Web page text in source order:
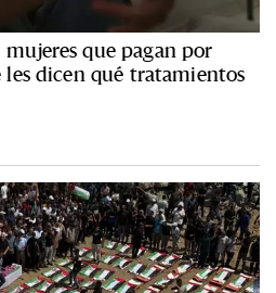
que pagan por
les dicen qué tratamientos